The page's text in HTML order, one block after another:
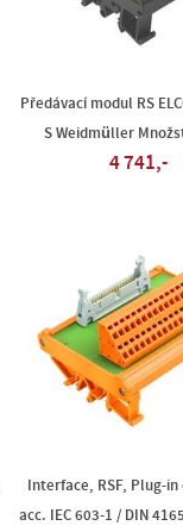
Předávací modul RS
S Weidmüller
4 741,-
Interface, RSF, Plug-
acc. IEC 603-1 / DIN